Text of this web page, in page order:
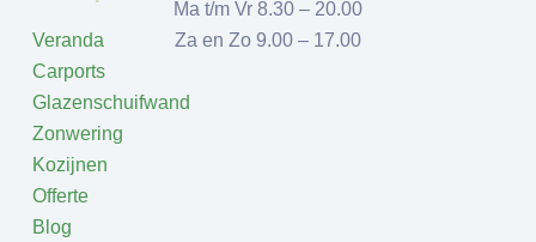
Ma t/m Vr 8.30 – 20.00
Za en Zo 9.00 – 17.00
Veranda
Carports
Glazenschuifwand
Zonwering
Kozijnen
Offerte
Blog